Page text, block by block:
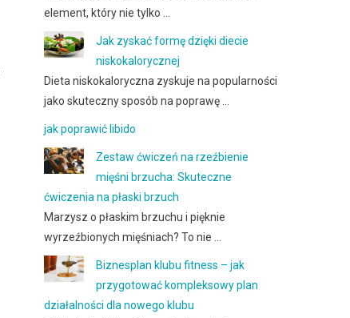
element, który nie tylko …
Jak zyskać formę dzięki diecie
niskokalorycznej
Dieta niskokaloryczna zyskuje na popularności
jako skuteczny sposób na poprawę …
jak poprawić libido
Zestaw ćwiczeń na rzeźbienie
mięśni brzucha: Skuteczne
ćwiczenia na płaski brzuch
Marzysz o płaskim brzuchu i pięknie
wyrzeźbionych mięśniach? To nie …
Biznesplan klubu fitness – jak
przygotować kompleksowy plan
działalności dla nowego klubu